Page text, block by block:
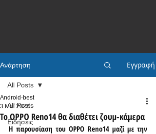
Ανάρτηση Εγγραφή
All Posts
Ειδήσεις
All Posts
Το OPPO Reno14 θα διαθέτει ζουμ-κάμερα
Android-best
3 Μαΐ 2025
Η παρουσίαση του OPPO Reno14 μαζί με την